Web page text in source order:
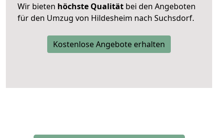
Wir bieten höchste Qualität bei den Angeboten
für den Umzug von Hildesheim nach Suchsdorf.
Kostenlose Angebote erhalten